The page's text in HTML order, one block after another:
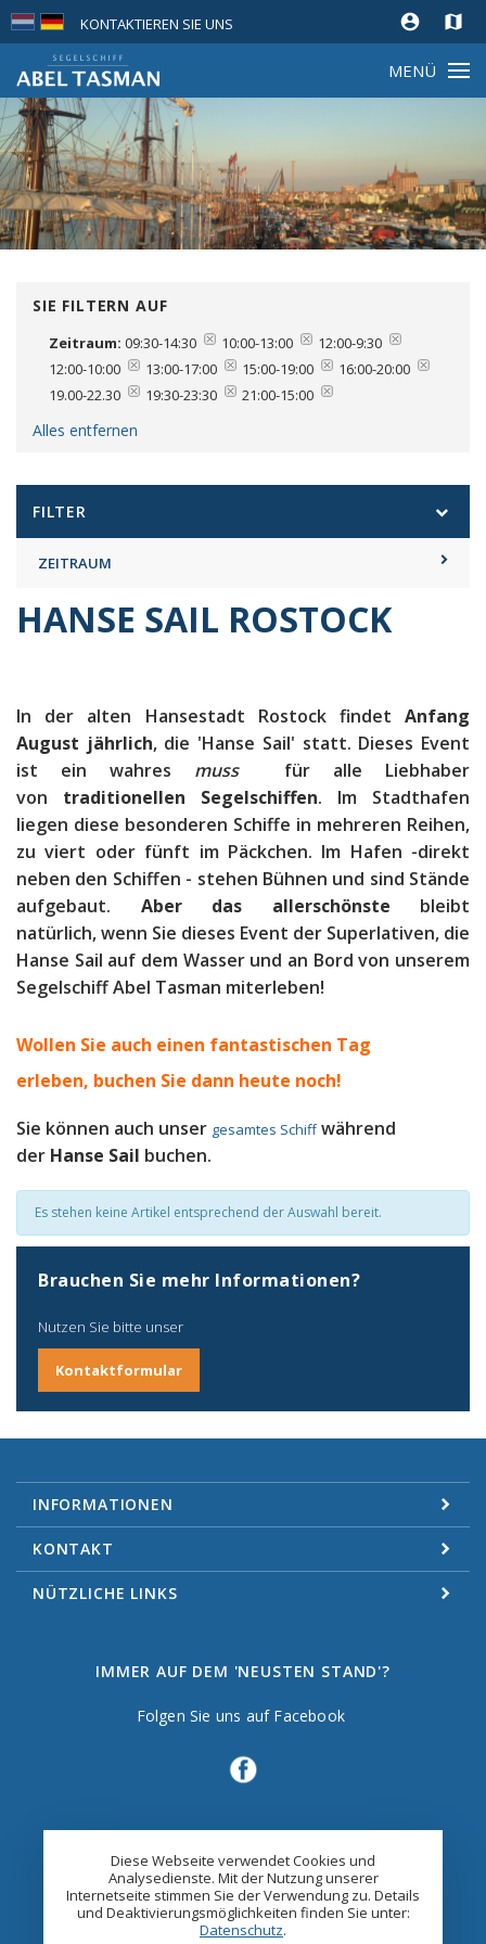
account_circle map
KONTAKTIEREN SIE UNS
MENÜ
SIE FILTERN AUF
Zeitraum: 09:30-14:30 10:00-13:00
12:00-9:30
12:00-10:00
13:00-17:00 15:00-19:00
16:00-20:00
19.00-22.30
19:30-23:30 21:00-15:00
Alles entfernen
FILTER
ZEITRAUM
HANSE SAIL ROSTOCK
In der alten Hansestadt Rostock findet Anfang
August jährlich, die 'Hanse Sail' statt. Dieses Event
ist ein wahres muss
für alle Liebhaber
von traditionellen Segelschiffen. Im Stadthafen
liegen diese besonderen Schiffe in mehreren Reihen,
zu viert oder fünft im Päckchen. Im Hafen -direkt
neben den Schiffen - stehen Bühnen und sind Stände
aufgebaut. Aber das allerschönste bleibt
natürlich, wenn Sie dieses Event der Superlativen, die
Hanse Sail auf dem Wasser und an Bord von unserem
Segelschiff Abel Tasman miterleben!
Wollen Sie auch einen fantastischen Tag
erleben, buchen Sie dann heute noch!
Sie können auch unser gesamtes Schiffwährend
der Hanse Sail buchen.
Es stehen keine Artikel entsprechend der Auswahl bereit.
Brauchen Sie mehr Informationen?
Nutzen Sie bitte unser
Kontaktformular
INFORMATIONEN
KONTAKT
NÜTZLICHE LINKS
IMMER AUF DEM 'NEUSTEN STAND'?
Folgen Sie uns auf Facebook
Diese Webseite verwendet Cookies und
Analysedienste. Mit der Nutzung unserer
Internetseite stimmen Sie der Verwendung zu. Details
und Deaktivierungsmöglichkeiten finden Sie unter:
Datenschutz.